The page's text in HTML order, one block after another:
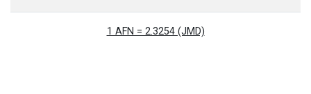
1 AFN = 2.3254 (JMD)